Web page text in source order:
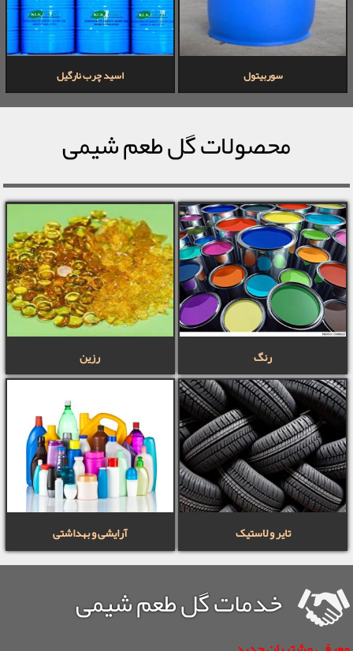
سوربیتول اسید چرب نارگیل
محصولات گل طعم شیمی
رنگ رزین
تایر و لاستیک آرایشی و بهداشتی
خدمات گل طعم شیمی